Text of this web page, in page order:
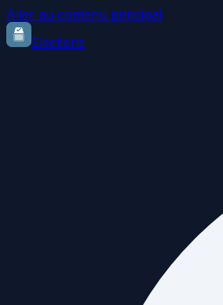
Aller au contenu principal
Elections